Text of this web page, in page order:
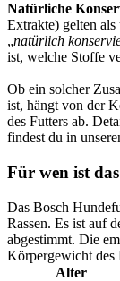
Natürliche
Extrakte) gelten
„natürlich
ist, welche Stoffe
Ob ein solcher
ist, hängt von der
des Futters ab.
findest du in
Für wen ist
Das Bosch
Rassen. Es ist auf
abgestimmt. Die
Körpergewicht des
Alter